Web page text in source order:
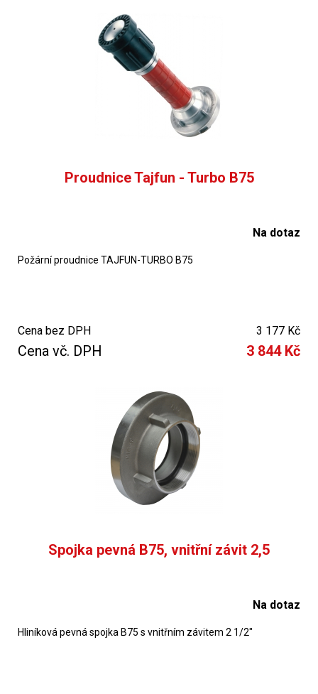
Proudnice Tajfun - Turbo B75
Na dotaz
Požární proudnice TAJFUN-TURBO B75
Cena bez DPH 3 177 Kč
Cena vč. DPH 3 844 Kč
Spojka pevná B75, vnitřní závit 2,5
Na dotaz
Hliníková pevná spojka B75 s vnitřním závitem 2 1/2"